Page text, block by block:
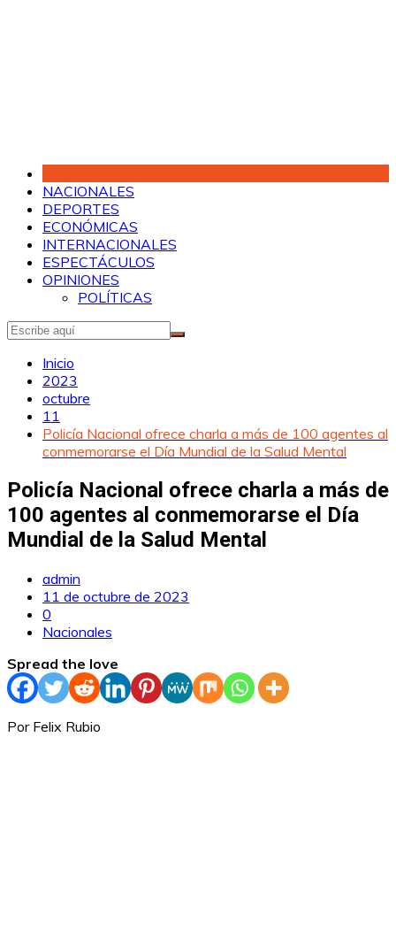
NACIONALES
DEPORTES
ECONÓMICAS
INTERNACIONALES
ESPECTÁCULOS
OPINIONES
POLÍTICAS
Inicio
2023
octubre
11
Policía Nacional ofrece charla a más de 100 agentes al
conmemorarse el Día Mundial de la Salud Mental
Policía Nacional ofrece charla a más de
100 agentes al conmemorarse el Día
Mundial de la Salud Mental
admin
11 de octubre de 2023
0
Nacionales
Spread the love
Por Felix Rubio